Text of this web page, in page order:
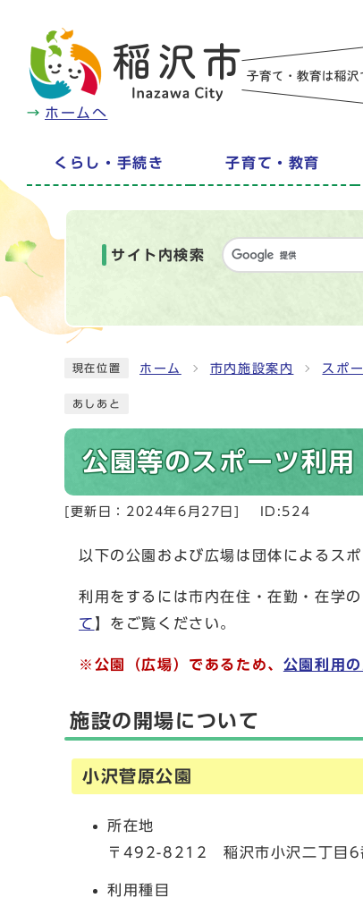
ホームへ
くらし・手続き 子育て・教育
サイト内検索
現在位置 ホーム 市内施設案内 スポ
あしあと
公園等のスポーツ利用
[更新日： 2024年6月27日 ID:524
以下の公園および広場は団体によるス
利用をするには市内在住・在勤・在学
て 】をご覧ください。
※公園（広場）であるため、 公園利用
施設の開場について
小沢菅原公園
所在地
〒492-8212 稲沢市小沢二丁目6
利用種目